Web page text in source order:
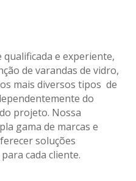
e experiente,
de varandas de vidro,
mais diversos tipos de
do
projeto. Nossa
gama de marcas e
soluções
cada cliente.